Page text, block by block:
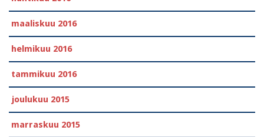
maaliskuu 2016
helmikuu 2016
tammikuu 2016
joulukuu 2015
marraskuu 2015